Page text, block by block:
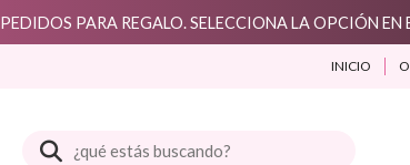
PARA REGALO. SELECCIONA LA OPCIÓN EN
INICIO
Buscar